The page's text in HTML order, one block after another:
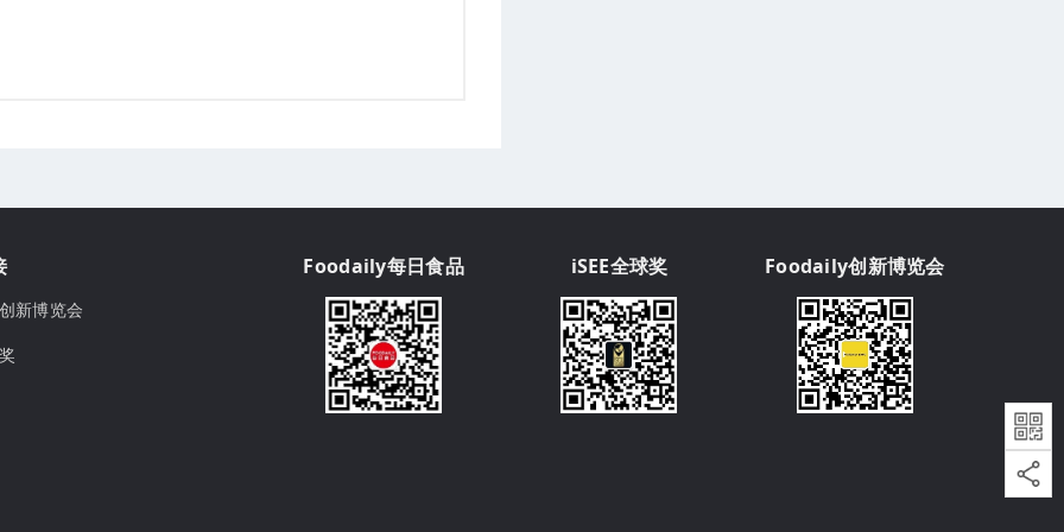
新博览会
Foodaily每日食品 iSEE全球奖 Foodaily创新博览会